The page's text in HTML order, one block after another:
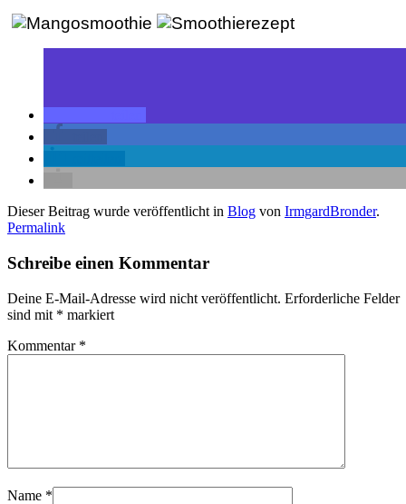
Dieser Beitrag wurde veröffentlicht in Blog von IrmgardBronder.
Permalink
Schreibe einen Kommentar
Deine E-Mail-Adresse wird nicht veröffentlicht. Erforderliche Felder
sind mit * markiert
Kommentar *
Name *